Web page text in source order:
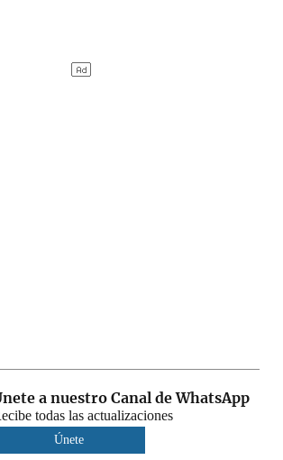
a nuestro Canal de WhatsApp
todas las actualizaciones
Únete